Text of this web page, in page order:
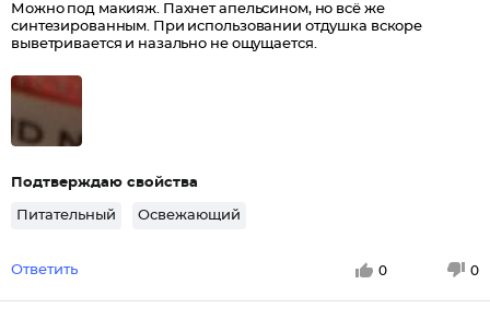
Можно под макияж. Пахнет апельсином, но всё же
синтезированным. При использовании отдушка вскоре
выветривается и назально не ощущается.
Подтверждаю свойства
Питательный Освежающий
Ответить 0 0